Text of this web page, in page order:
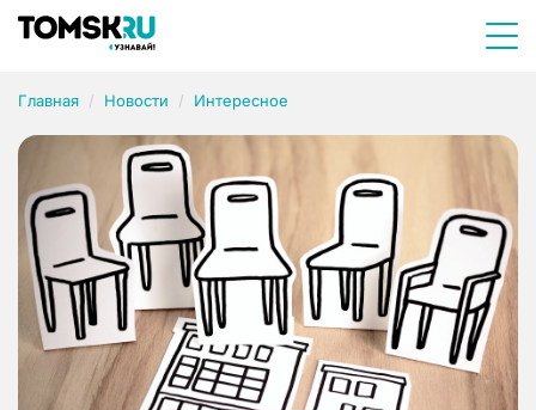
Главная Новости Интересное